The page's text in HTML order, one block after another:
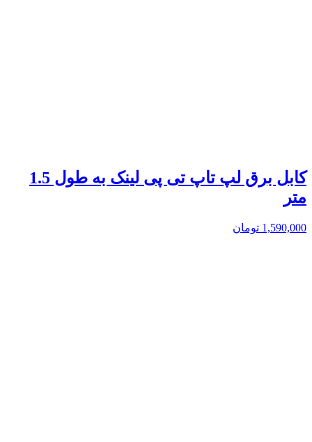
کابل برق لپ تاپ تی پی لینک به طول 1.5
متر
1,590,000 تومان